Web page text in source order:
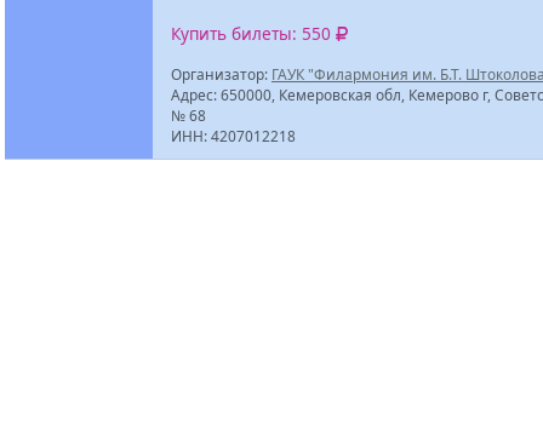
Купить билеты: 550
Организатор: ГАУК "Филармония им. Б.Т.
Адрес: 650000, Кемеровская обл, Кемерово г,
№ 68
ИНН: 4207012218